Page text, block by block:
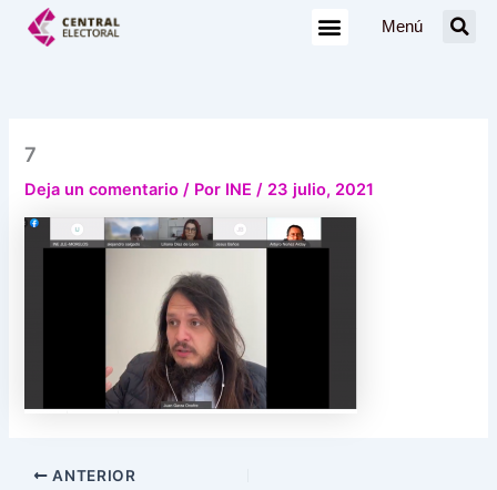
Menú
7
Deja un comentario / Por INE/ 23 julio, 2021
ANTERIOR